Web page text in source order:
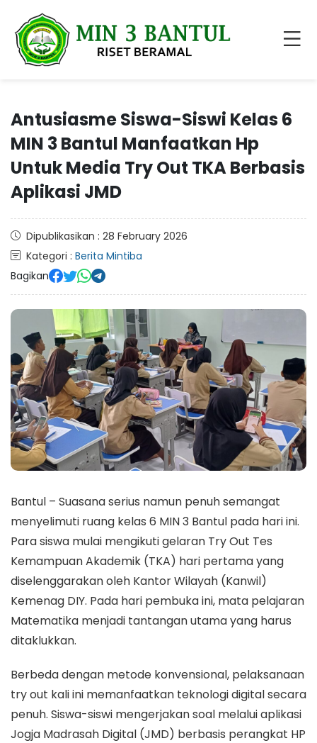
Antusiasme Siswa-Siswi Kelas 6
MIN 3 Bantul Manfaatkan Hp
Untuk Media Try Out TKA Berbasis
Aplikasi JMD
Dipublikasikan : 28 February 2026
Kategori : Berita Mintiba
Bagikan
Bantul – Suasana serius namun penuh semangat
menyelimuti ruang kelas 6 MIN 3 Bantul pada hari ini.
Para siswa mulai mengikuti gelaran Try Out Tes
Kemampuan Akademik (TKA) hari pertama yang
diselenggarakan oleh Kantor Wilayah (Kanwil)
Kemenag DIY. Pada hari pembuka ini, mata pelajaran
Matematika menjadi tantangan utama yang harus
ditaklukkan.
Berbeda dengan metode konvensional, pelaksanaan
try out kali ini memanfaatkan teknologi digital secara
penuh. Siswa-siswi mengerjakan soal melalui aplikasi
Jogja Madrasah Digital (JMD) berbasis perangkat HP